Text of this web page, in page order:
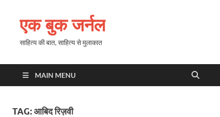
एक बुक जर्नल
साहित्य की बात, साहित्य से मुलाकात
MAIN MENU
TAG:आबिद रिज़वी